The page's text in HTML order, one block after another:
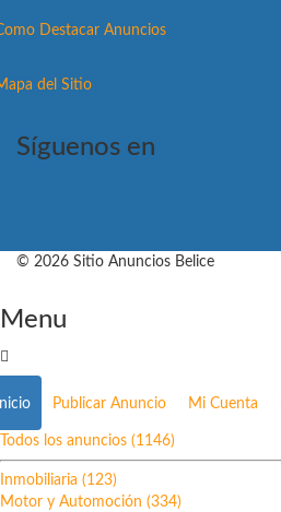
Destacar Anuncios
del Sitio
Síguenos en
© 2026 Sitio Anuncios Belice
Menu
Publicar Anuncio Mi Cuenta
Todos los anuncios (1146)
Inmobiliaria (123)
Motor y Automoción (334)